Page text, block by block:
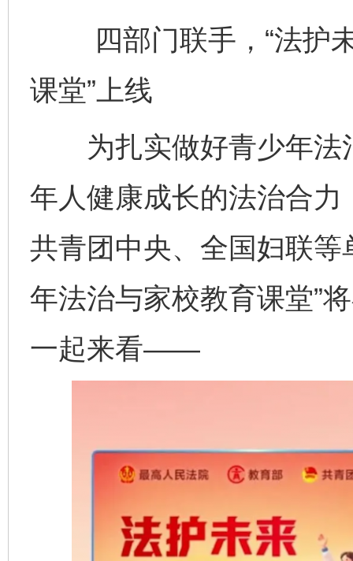
四部门联手，“法护
课堂”上线
为扎实做好青少年法
年人健康成长的法治合
共青团中央、全国妇联
年法治与家校教育课堂”
一起来看——